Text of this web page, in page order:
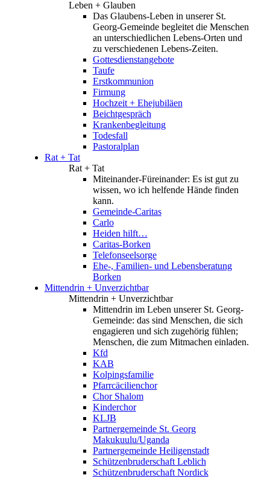
Leben + Glauben
Das Glaubens-Leben in unserer St.
Georg-Gemeinde begleitet die Menschen
an unterschiedlichen Lebens-Orten und
zu verschiedenen Lebens-Zeiten.
Gottesdienstangebote
Taufe
Erstkommunion
Firmung
Hochzeit + Ehejubiläen
Beichtgespräch
Krankenbegleitung
Todesfall
Pastoralplan
Rat + Tat
Rat + Tat
Miteinander-Füreinander: Es ist gut zu
wissen, wo ich helfende Hände finden
kann.
Gemeinde-Caritas
Carlo
Heiden hilft…
Caritas-Borken
Telefonseelsorge
Ehe-, Familien- und Lebensberatung
Borken
Mittendrin + Unverzichtbar
Mittendrin + Unverzichtbar
Mittendrin im Leben unserer St. Georg-
Gemeinde: das sind Menschen, die sich
engagieren und sich zugehörig fühlen;
Menschen, die zum Mitmachen einladen.
Kfd
KAB
Kolpingsfamilie
Pfarrcäcilienchor
Chor Shalom
Kinderchor
KLJB
Partnergemeinde St. Georg
Makukuulu/Uganda
Partnergemeinde Heiligenstadt
Schützenbruderschaft Leblich
Schützenbruderschaft Nordick